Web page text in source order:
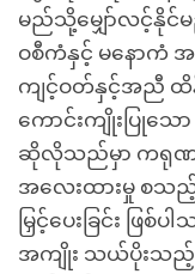
မည်သို့မျှော်လင့်နိုင်
ဝစီကံနှင့် မနောကံ အ
ကျင့်ဝတ်နှင့်အညီ ထိန်
ကောင်းကျိုးပြုသ
ဆိုလိုသည်မှာ ကရုဏာ
အလေးထားမှု စသ
မြှင့်ပေးခြင်း ဖြ
အကျိုး သယ်ပိုးသ